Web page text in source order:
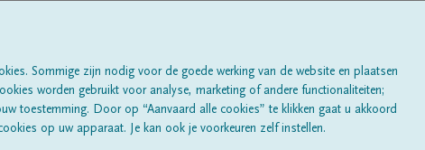
Sommige zijn nodig voor de goede werking van de website en plaatsen
worden gebruikt voor analyse, marketing of andere functionaliteiten;
toestemming. Door op “Aanvaard alle cookies” te klikken gaat u akkoord
op uw apparaat. Je kan ook je voorkeuren zelf instellen.